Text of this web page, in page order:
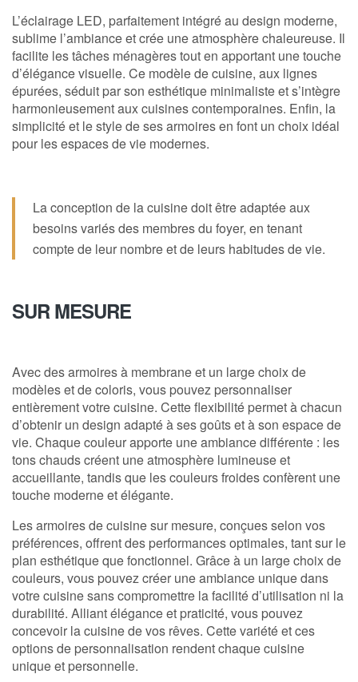
L’éclairage LED, parfaitement intégré au design moderne,
sublime l’ambiance et crée une atmosphère chaleureuse. Il
facilite les tâches ménagères tout en apportant une touche
d’élégance visuelle. Ce modèle de cuisine, aux lignes
épurées, séduit par son esthétique minimaliste et s’intègre
harmonieusement aux cuisines contemporaines. Enfin, la
simplicité et le style de ses armoires en font un choix idéal
pour les espaces de vie modernes.
La conception de la cuisine doit être adaptée aux
besoins variés des membres du foyer, en tenant
compte de leur nombre et de leurs habitudes de vie.
SUR MESURE
Avec des armoires à membrane et un large choix de
modèles et de coloris, vous pouvez personnaliser
entièrement votre cuisine. Cette flexibilité permet à chacun
d’obtenir un design adapté à ses goûts et à son espace de
vie. Chaque couleur apporte une ambiance différente : les
tons chauds créent une atmosphère lumineuse et
accueillante, tandis que les couleurs froides confèrent une
touche moderne et élégante.
Les armoires de cuisine sur mesure, conçues selon vos
préférences, offrent des performances optimales, tant sur le
plan esthétique que fonctionnel. Grâce à un large choix de
couleurs, vous pouvez créer une ambiance unique dans
votre cuisine sans compromettre la facilité d’utilisation ni la
durabilité. Alliant élégance et praticité, vous pouvez
concevoir la cuisine de vos rêves. Cette variété et ces
options de personnalisation rendent chaque cuisine
unique et personnelle.